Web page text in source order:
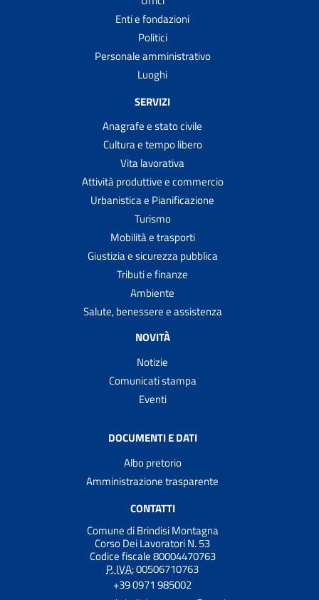
Enti e fondazioni
Politici
Personale amministrativo
Luoghi
SERVIZI
Anagrafe e stato civile
Cultura e tempo libero
Vita lavorativa
Attività produttive e commercio
Urbanistica e Pianificazione
Turismo
Mobilità e trasporti
Giustizia e sicurezza pubblica
Tributi e finanze
Ambiente
Salute, benessere e assistenza
NOVITÀ
Notizie
Comunicati stampa
Eventi
DOCUMENTI E DATI
Albo pretorio
Amministrazione trasparente
CONTATTI
Comune di Brindisi Montagna
Corso Dei Lavoratori N. 53
Codice fiscale 80004470763
P. IVA:00506710763
+39 0971 985002